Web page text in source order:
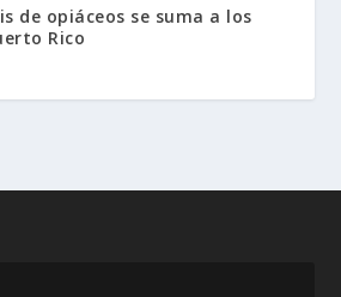
de opiáceos se suma a los
Rico